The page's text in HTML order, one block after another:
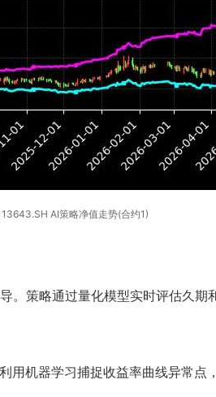
AI策略净值走势(合约1)
策略通过量化模型实时评估久
机器学习捕捉收益率曲线异常